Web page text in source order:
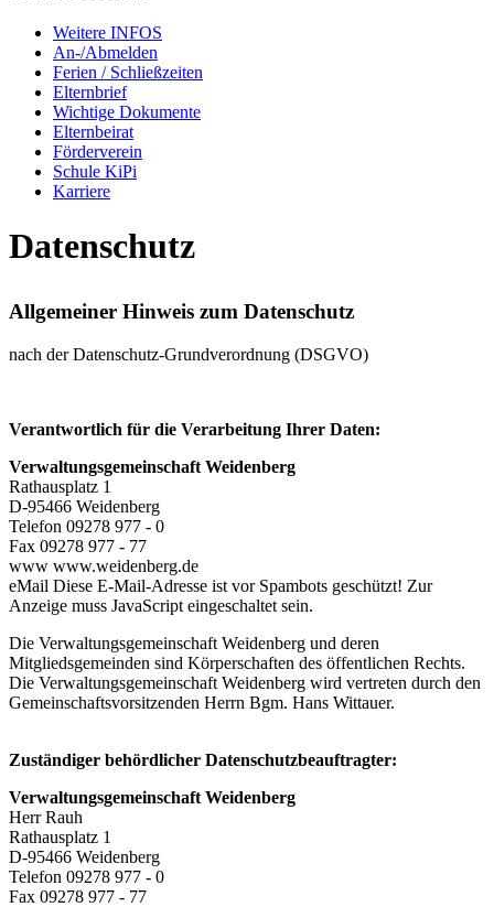
Weitere INFOS
An-/Abmelden
Ferien / Schließzeiten
Elternbrief
Wichtige Dokumente
Elternbeirat
Förderverein
Schule KiPi
Karriere
Datenschutz
Allgemeiner Hinweis zum Datenschutz
nach der Datenschutz-Grundverordnung (DSGVO)
Verantwortlich für die Verarbeitung Ihrer Daten:
Verwaltungsgemeinschaft Weidenberg
Rathausplatz 1
D-95466 Weidenberg
Telefon 09278 977 - 0
Fax 09278 977 - 77
www www.weidenberg.de
eMail Diese E-Mail-Adresse ist vor Spambots geschützt! Zur
Anzeige muss JavaScript eingeschaltet sein.
Die Verwaltungsgemeinschaft Weidenberg und deren
Mitgliedsgemeinden sind Körperschaften des öffentlichen Rechts.
Die Verwaltungsgemeinschaft Weidenberg wird vertreten durch den
Gemeinschaftsvorsitzenden Herrn Bgm. Hans Wittauer.
Zuständiger behördlicher Datenschutzbeauftragter:
Verwaltungsgemeinschaft Weidenberg
Herr Rauh
Rathausplatz 1
D-95466 Weidenberg
Telefon 09278 977 - 0
Fax 09278 977 - 77